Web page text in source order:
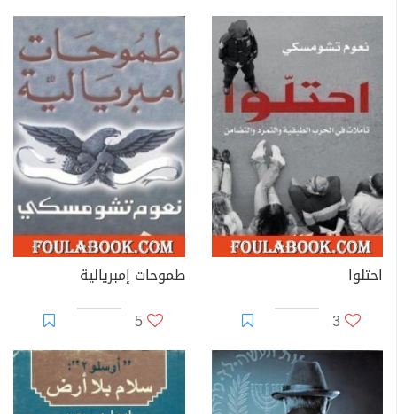
احتلوا
3
طموحات إمبريالية
5